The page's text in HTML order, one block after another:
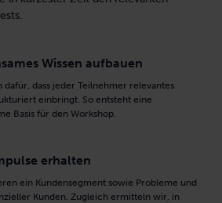
Wissen aufbauen
dafür, dass jeder Teilnehmer relevantes
einbringt. So entsteht eine
Basis für den Workshop.
erhalten
ein Kundensegment sowie Probleme und
Kunden. Zugleich ermitteln wir, in